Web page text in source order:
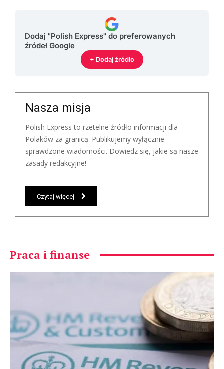
Dodaj "Polish Express" do preferowanych
źródeł Google
+ Dodaj źródło
Nasza misja
Polish Express to rzetelne źródło informacji dla
Polaków za granicą. Publikujemy wyłącznie
sprawdzone wiadomości. Dowiedz się, jakie są nasze
zasady redakcyjne!
Czytaj więcej
Praca i finanse